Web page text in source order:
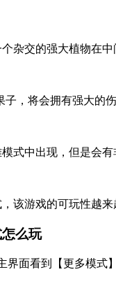
杂交的强大植物在
，将会拥有强大的
式中出现，但是会
该游戏的可玩性越
么玩
面看到【更多模式